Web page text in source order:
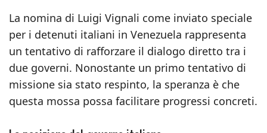
La nomina di Luigi Vignali come inviato speciale
per i detenuti italiani in Venezuela rappresenta
un tentativo di rafforzare il dialogo diretto tra i
due governi. Nonostante un primo tentativo di
missione sia stato respinto, la speranza è che
questa mossa possa facilitare progressi concreti.